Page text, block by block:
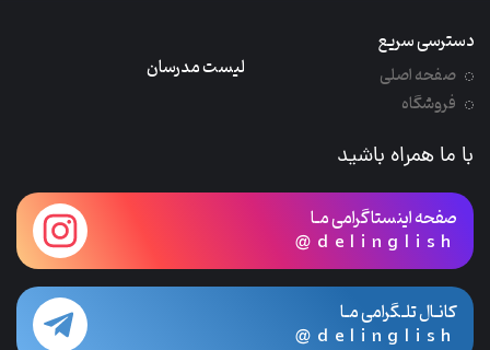
دسترسی سریع
صفحه اصلی
فروشگاه
لیست مدرسان
با ما همراه باشید
صفحه اینستاگرامی مـا
@delinglish
کانـال تلـگرامی مـا
@delinglish